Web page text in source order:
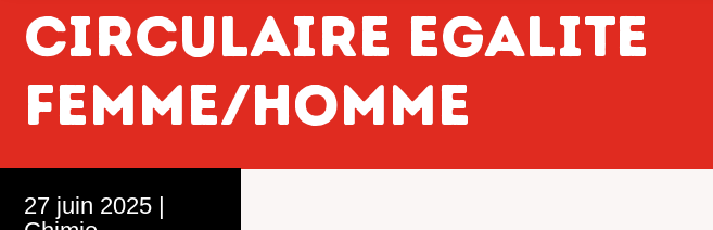
CIRCULAIRE EGALITE
FEMME/HOMME
27 juin 2025 |